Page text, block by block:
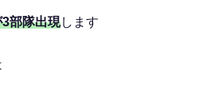
部隊出現します